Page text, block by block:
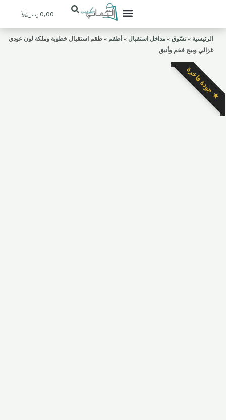
0,00 ر.سCart
الرئيسية »تسّوق » مداخل استقبال » أطقم » طقم استقبال خطوبة وملكة لون عودي
غزالي وبيج فخم وأنيق
★ جودة فاخرة